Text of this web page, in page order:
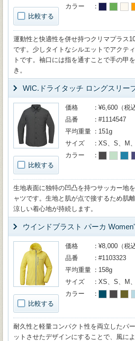
比較する
カラー
運動性と快適性を併せ持つクリマプラス
です。少しタイトなシルエットでアクテ
トです。袖口には指を通すことで手の甲
き。
WIC.ドライタッチ ロングスリー
比較する
価格
¥6,600（税込
品番
#1114547
平均重量
151g
サイズ
XS、S、M
カラー
生地表面に独特の凹凸を持つサッカー地
ャツです。生地と肌が点で接するため肌
涼しい着心地が持続します。
ウインドブラスト パーカ
比較する
価格
¥8,000（税込
品番
#1103323
平均重量
158g
サイズ
XS、S、M
カラー
耐久性と軽量コンパクト性を両立したパ
ットさせたデザインにすることで、風に